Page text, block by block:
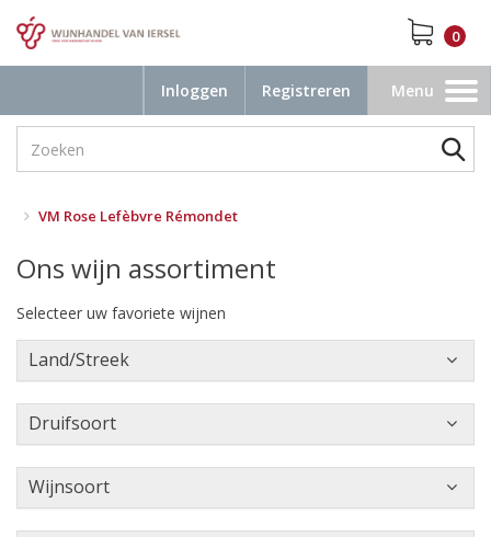
0
Inloggen Registreren
Toggle
navigation
Menu
VM Rose Lefèbvre Rémondet
Ons wijn assortiment
Selecteer uw favoriete wijnen
Land/Streek
Druifsoort
Wijnsoort